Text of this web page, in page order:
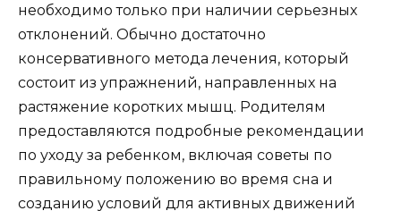
необходимо только при наличии серьезных
отклонений. Обычно достаточно
консервативного метода лечения, который
состоит из упражнений, направленных на
растяжение коротких мышц. Родителям
предоставляются подробные рекомендации
по уходу за ребенком, включая советы по
правильному положению во время сна и
созданию условий для активных движений